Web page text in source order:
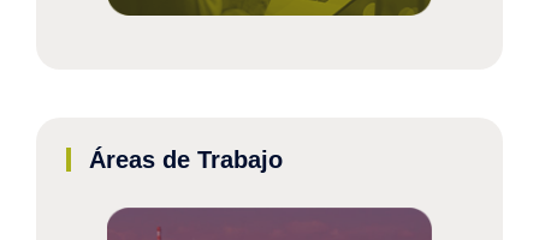
Áreas de Trabajo